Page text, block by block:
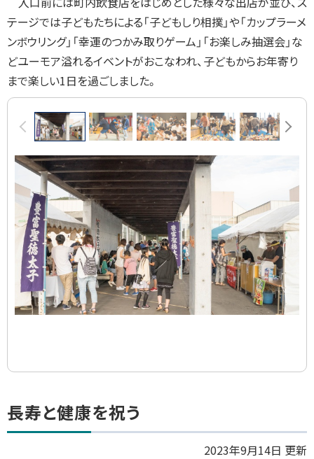
テージでは子どもたちによる「子どもしり相撲」や「カップラーメ
ンボウリング」「幸運のつかみ取りゲーム」「お楽しみ抽選会」な
どユーモア溢れるイベントがおこなわれ、子どもからお年寄り
まで楽しい1日を過ごしました。
画
ラ
イ
集
前へ
ト
ッ
長寿と健康を祝う
2023年9月14日 更新